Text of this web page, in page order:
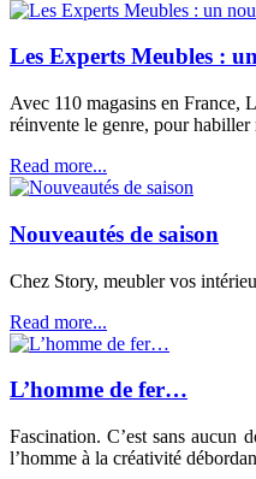
Les Experts Meubles :
Avec 110 magasins en France,
réinvente le genre, pour habiller
Read more...
Nouveautés de saison
Chez Story, meubler vos
Read more...
L’homme de fer…
Fascination. C’est sans aucun
l’homme à la créativité